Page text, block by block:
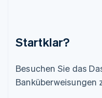
Startklar?
Besuchen Sie das
Banküberweisungen
NederlandsEnglish
Norwegen
Österreich
Deutsch English
Polen